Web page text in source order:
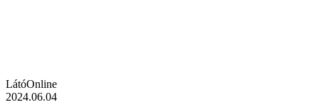
LátóOnline
2024.06.04